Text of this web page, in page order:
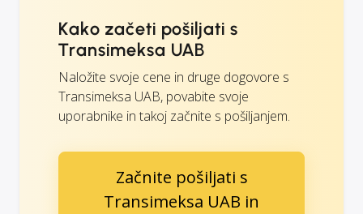
Kako začeti pošiljati s
Transimeksa UAB
Naložite svoje cene in druge dogovore s
Transimeksa UAB, povabite svoje
uporabnike in takoj začnite s pošiljanjem.
Začnite pošiljati s
Transimeksa UAB in